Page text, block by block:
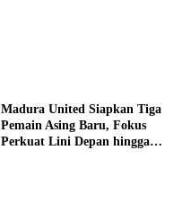
Madura United Siapkan Tiga
Pemain Asing Baru, Fokus
Perkuat Lini Depan hingga